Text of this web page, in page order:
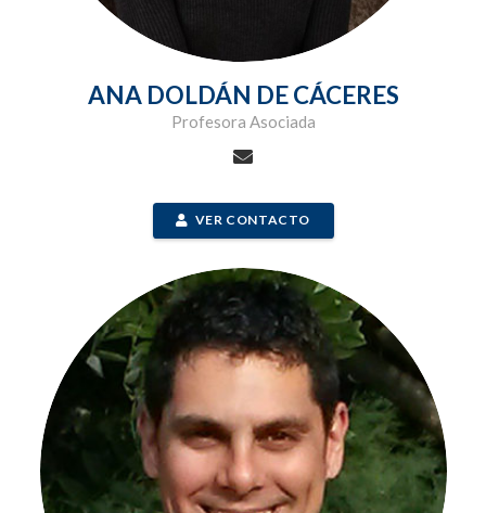
ANA DOLDÁN DE CÁCERES
Profesora Asociada
VER CONTACTO